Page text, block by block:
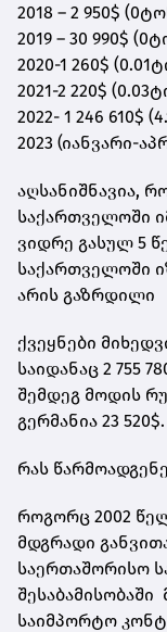
2018 – 2 950$
2019 – 30 990$
2020-1 260$
2021-2 220$
2022- 1 246 610$
2023 (იანვარი-
აღსანიშნავია,
საქართველოში
ვიდრე გასულ 5
საქართველოში
არის გაზრდილი
ქვეყნები
საიდანაც 2 755
შემდეგ მოდის
გერმანია 23 520$.
რას
როგორც 2002
მდგრადი
საერთაშორისო
საიმპორტო